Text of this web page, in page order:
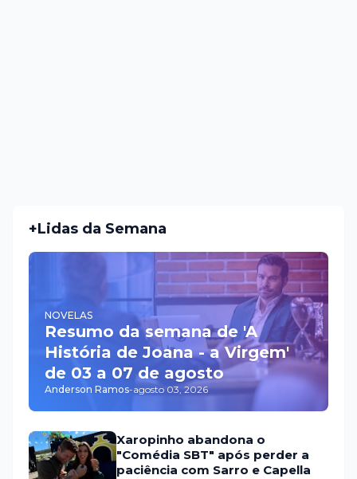
+Lidas da Semana
NOVELAS
Resumo da semana de 'A
História de Joana - a Virgem'
de 03 a 07 de agosto
Anderson Ramos-agosto 03, 2026
Xaropinho abandona o
"Comédia SBT" após perder a
paciência com Sarro e Capella